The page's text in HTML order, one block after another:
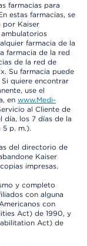
farmacias para
estas farmacias, se
por Kaiser
farmacia de la
farmacia de la red
de la red de
Su farmacia puede
quiere encontrar
use el
en www.Medi-
al Cliente de
día, los 7 días de la
5 p. m.).
del directorio de
Kaiser
impresas.
y completo
con alguna
con
Act) de 1990, y
Act) de